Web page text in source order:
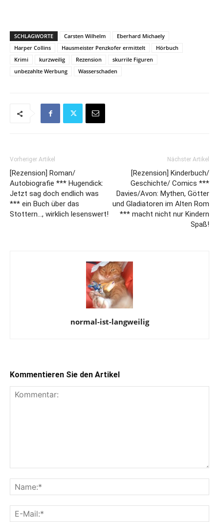
SCHLAGWORTE Carsten Wilhelm
Eberhard Michaely
Harper Collins
Hausmeister Penzkofer ermittelt
Hörbuch
Krimi
kurzweilig Rezension
skurrile Figuren
unbezahlte Werbung
Wasserschaden
Vorheriger Artikel
[Rezension] Roman/
Autobiografie *** Hugendick:
Jetzt sag doch endlich was
*** ein Buch über das
Stottern…, wirklich lesenswert!
Nächster Artikel
[Rezension] Kinderbuch/
Geschichte/ Comics ***
Davies/Avon: Mythen, Götter
und Gladiatoren im Alten Rom
*** macht nicht nur Kindern
Spaß!
normal-ist-langweilig
Kommentieren Sie den Artikel